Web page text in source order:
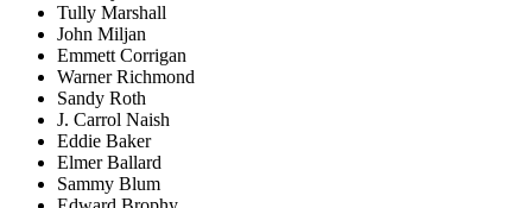
Tully Marshall
John Miljan
Emmett Corrigan
Warner Richmond
Sandy Roth
J. Carrol Naish
Eddie Baker
Elmer Ballard
Sammy Blum